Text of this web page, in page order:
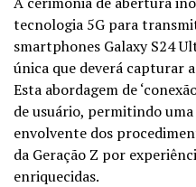
tecnologia 5G para
smartphones Galaxy S24
única que deverá capturar
Esta abordagem de
de usuário, permitindo
envolvente dos
da Geração Z por
enriquecidas.